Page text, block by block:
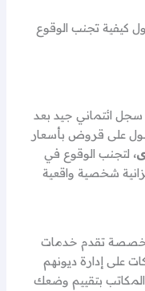
كيفية تجنب الوقوع
ائتماني جيد بعد
على قروض بأسعار
لتجنب الوقوع في
شخصية واقعية
تقدم خدمات
على إدارة ديونهم
بتقييم وضعك